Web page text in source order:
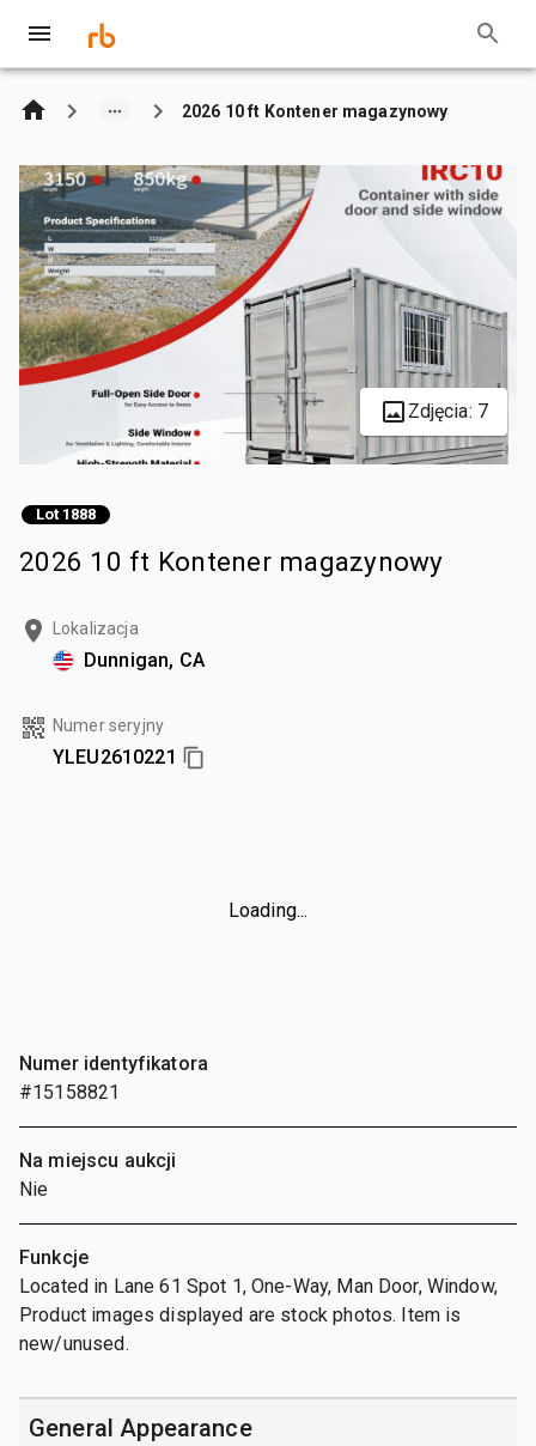
2026 10 ft Kontener magazynowy
Zdjęcia: 7
Lot 1888
2026 10 ft Kontener magazynowy
Lokalizacja
Dunnigan, CA
Numer seryjny
YLEU2610221
Loading...
Numer identyfikatora
#15158821
Na miejscu aukcji
Nie
Funkcje
Located in Lane 61 Spot 1, One-Way, Man Door, Window,
Product images displayed are stock photos. Item is
new/unused.
General Appearance